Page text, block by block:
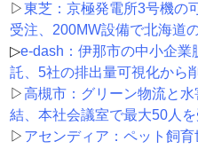
▷東芝：京極発電所3号機の
受注、200MW設備で北海道
▷e-dash：伊那市の中小企業
託、5社の排出量可視化から
▷高槻市：グリーン物流と
結、本社会議室で最大50人
▷ アセンディア：ペット飼